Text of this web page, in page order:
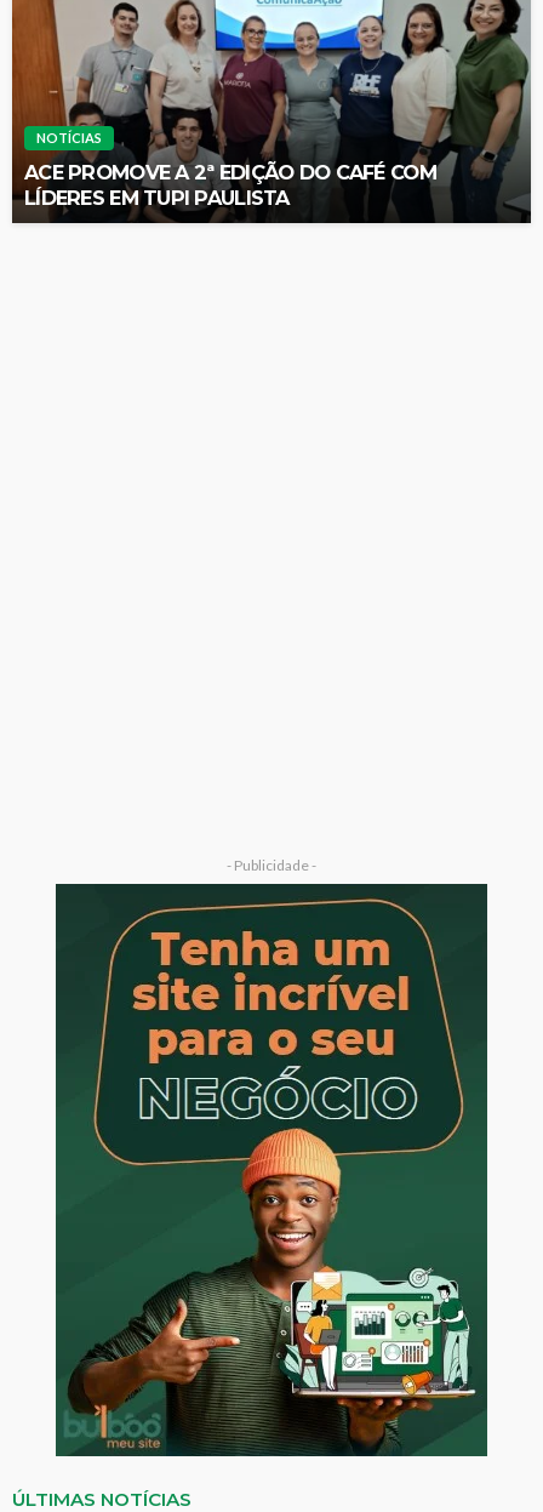
NOTÍCIAS
ACE PROMOVE A 2ª EDIÇÃO DO CAFÉ COM
LÍDERES EM TUPI PAULISTA
- Publicidade -
ÚLTIMAS NOTÍCIAS